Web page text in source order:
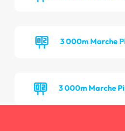
3 000m Marche
3 000m Marche